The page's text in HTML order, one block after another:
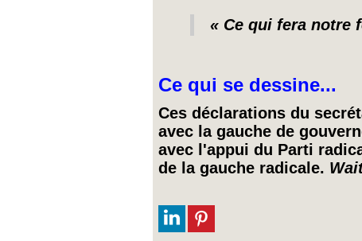
« Ce qui fera notre
Ce qui se dessine...
Ces déclarations du
avec la gauche de
avec l'appui du Parti
de la gauche radicale.